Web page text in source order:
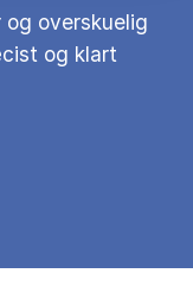
overskuelig
og klart